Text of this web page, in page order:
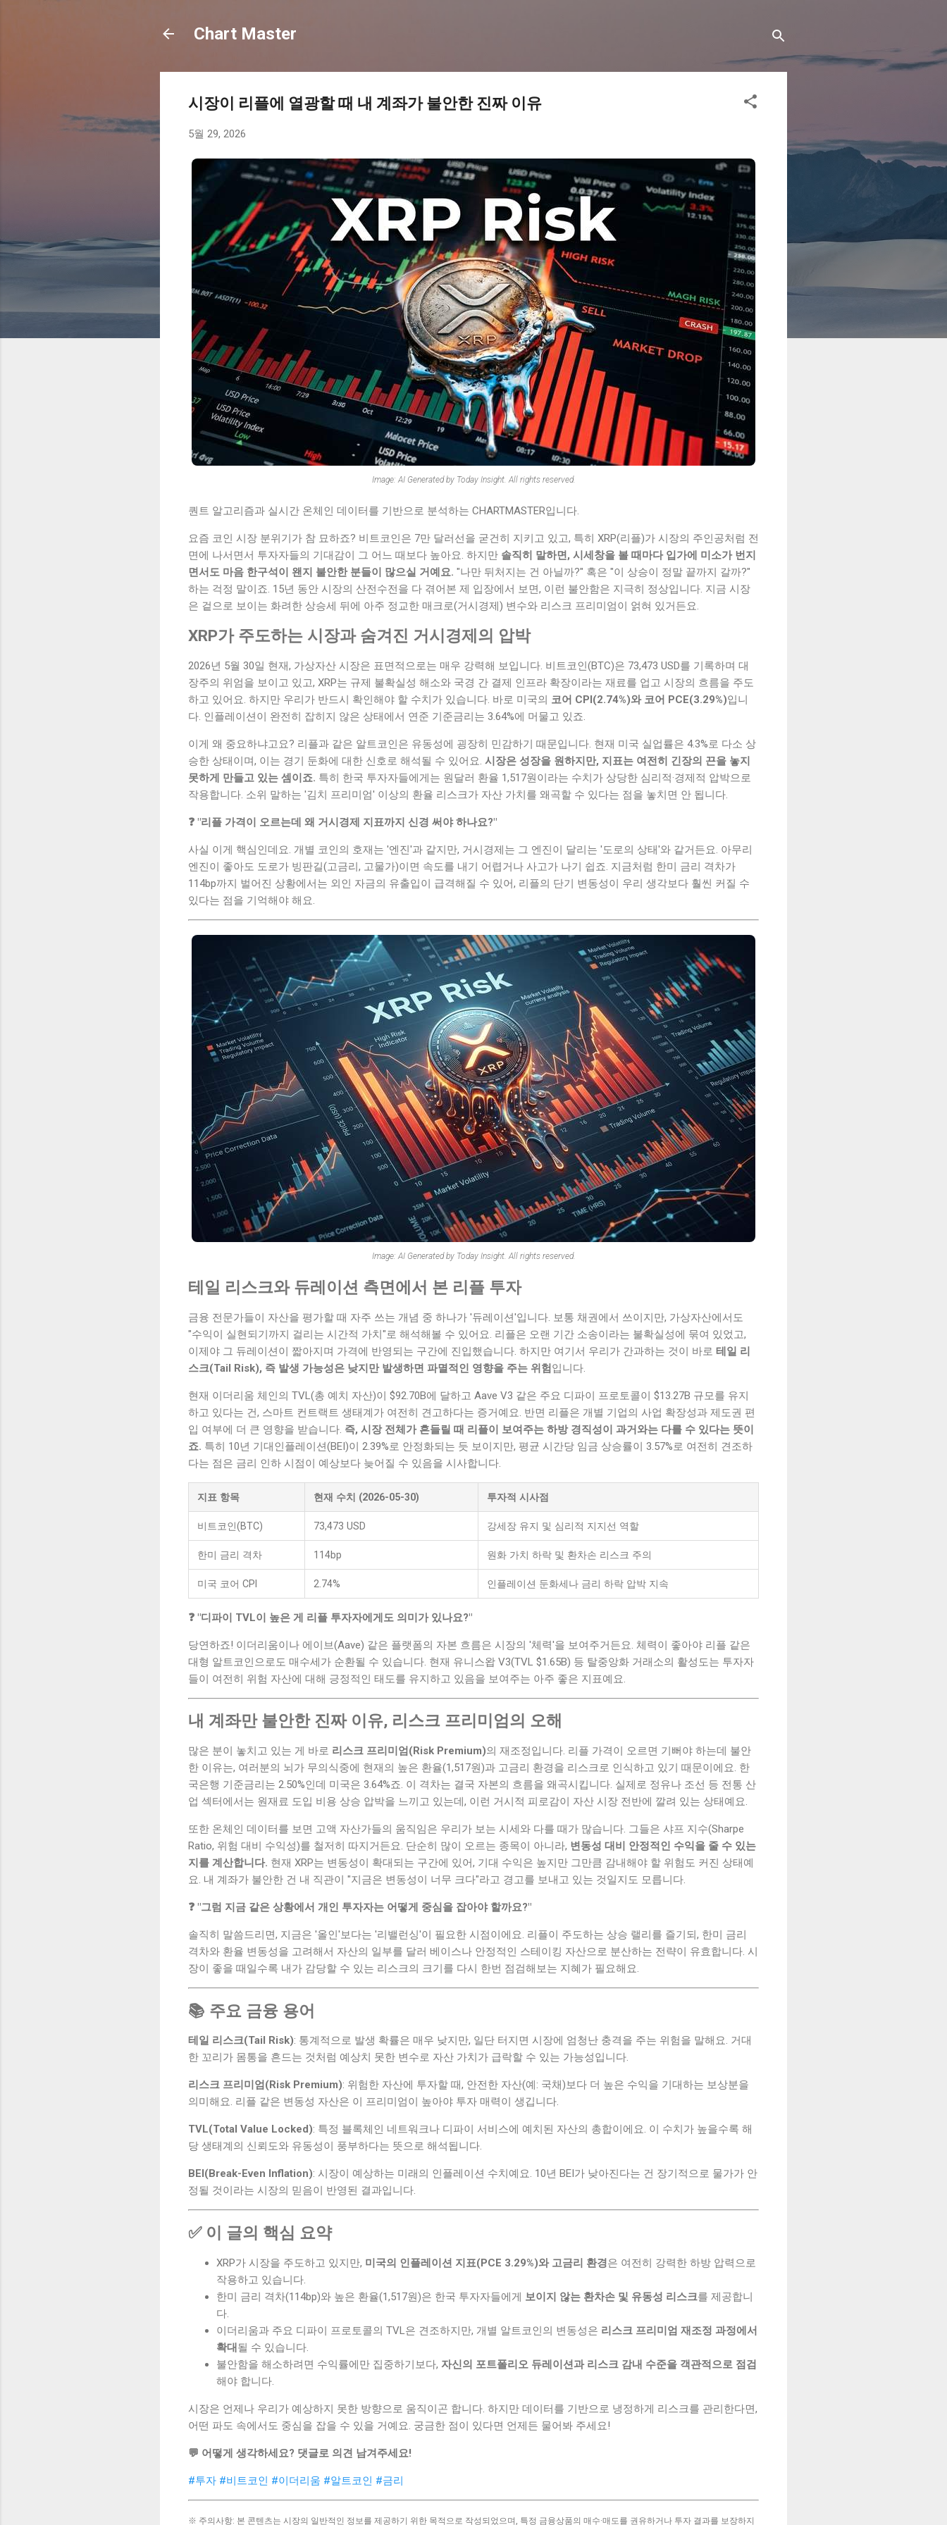
Chart Master
시장이 리플에 열광할 때 내 계좌가 불안한 진짜 이유
5월 29, 2026
Image: AI Generated by Today Insight. All rights reserved.
퀀트 알고리즘과 실시간 온체인 데이터를 기반으로 분석하는 CHARTMASTER입니다.
요즘 코인 시장 분위기가 참 묘하죠? 비트코인은 7만 달러선을 굳건히 지키고 있고, 특히 XRP(리플)가 시장의 주인공처럼 전
면에 나서면서 투자자들의 기대감이 그 어느 때보다 높아요. 하지만 솔직히 말하면, 시세창을 볼 때마다 입가에 미소가 번지
면서도 마음 한구석이 왠지 불안한 분들이 많으실 거예요. "나만 뒤처지는 건 아닐까?" 혹은 "이 상승이 정말 끝까지 갈까?"
하는 걱정 말이죠. 15년 동안 시장의 산전수전을 다 겪어본 제 입장에서 보면, 이런 불안함은 지극히 정상입니다. 지금 시장
은 겉으로 보이는 화려한 상승세 뒤에 아주 정교한 매크로(거시경제) 변수와 리스크 프리미엄이 얽혀 있거든요.
XRP가 주도하는 시장과 숨겨진 거시경제의 압박
2026년 5월 30일 현재, 가상자산 시장은 표면적으로는 매우 강력해 보입니다. 비트코인(BTC)은 73,473 USD를 기록하며 대
장주의 위엄을 보이고 있고, XRP는 규제 불확실성 해소와 국경 간 결제 인프라 확장이라는 재료를 업고 시장의 흐름을 주도
하고 있어요. 하지만 우리가 반드시 확인해야 할 수치가 있습니다. 바로 미국의 코어 CPI(2.74%)와 코어 PCE(3.29%)입니
다. 인플레이션이 완전히 잡히지 않은 상태에서 연준 기준금리는 3.64%에 머물고 있죠.
이게 왜 중요하냐고요? 리플과 같은 알트코인은 유동성에 굉장히 민감하기 때문입니다. 현재 미국 실업률은 4.3%로 다소 상
승한 상태이며, 이는 경기 둔화에 대한 신호로 해석될 수 있어요. 시장은 성장을 원하지만, 지표는 여전히 긴장의 끈을 놓지
못하게 만들고 있는 셈이죠. 특히 한국 투자자들에게는 원달러 환율 1,517원이라는 수치가 상당한 심리적·경제적 압박으로
작용합니다. 소위 말하는 '김치 프리미엄' 이상의 환율 리스크가 자산 가치를 왜곡할 수 있다는 점을 놓치면 안 됩니다.
❓ "리플 가격이 오르는데 왜 거시경제 지표까지 신경 써야 하나요?"
사실 이게 핵심인데요. 개별 코인의 호재는 '엔진'과 같지만, 거시경제는 그 엔진이 달리는 '도로의 상태'와 같거든요. 아무리
엔진이 좋아도 도로가 빙판길(고금리, 고물가)이면 속도를 내기 어렵거나 사고가 나기 쉽죠. 지금처럼 한미 금리 격차가
114bp까지 벌어진 상황에서는 외인 자금의 유출입이 급격해질 수 있어, 리플의 단기 변동성이 우리 생각보다 훨씬 커질 수
있다는 점을 기억해야 해요.
Image: AI Generated by Today Insight. All rights reserved.
테일 리스크와 듀레이션 측면에서 본 리플 투자
금융 전문가들이 자산을 평가할 때 자주 쓰는 개념 중 하나가 '듀레이션'입니다. 보통 채권에서 쓰이지만, 가상자산에서도
"수익이 실현되기까지 걸리는 시간적 가치"로 해석해볼 수 있어요. 리플은 오랜 기간 소송이라는 불확실성에 묶여 있었고,
이제야 그 듀레이션이 짧아지며 가격에 반영되는 구간에 진입했습니다. 하지만 여기서 우리가 간과하는 것이 바로 테일 리
스크(Tail Risk), 즉 발생 가능성은 낮지만 발생하면 파멸적인 영향을 주는 위험 입니다.
현재 이더리움 체인의 TVL(총 예치 자산)이 $92.70B에 달하고 Aave V3 같은 주요 디파이 프로토콜이 $13.27B 규모를 유지
하고 있다는 건, 스마트 컨트랙트 생태계가 여전히 견고하다는 증거예요. 반면 리플은 개별 기업의 사업 확장성과 제도권 편
입 여부에 더 큰 영향을 받습니다. 즉, 시장 전체가 흔들릴 때 리플이 보여주는 하방 경직성이 과거와는 다를 수 있다는 뜻이
죠. 특히 10년 기대인플레이션(BEI)이 2.39%로 안정화되는 듯 보이지만, 평균 시간당 임금 상승률이 3.57%로 여전히 견조하
다는 점은 금리 인하 시점이 예상보다 늦어질 수 있음을 시사합니다.
지표 항목 현재 수치 (2026-05-30) 투자적 시사점
비트코인(BTC) 73,473 USD 강세장 유지 및 심리적 지지선 역할
한미 금리 격차 114bp 원화 가치 하락 및 환차손 리스크 주의
미국 코어 CPI 2.74% 인플레이션 둔화세나 금리 하락 압박 지속
❓ "디파이 TVL이 높은 게 리플 투자자에게도 의미가 있나요?"
당연하죠! 이더리움이나 에이브(Aave) 같은 플랫폼의 자본 흐름은 시장의 '체력'을 보여주거든요. 체력이 좋아야 리플 같은
대형 알트코인으로도 매수세가 순환될 수 있습니다. 현재 유니스왑 V3(TVL $1.65B) 등 탈중앙화 거래소의 활성도는 투자자
들이 여전히 위험 자산에 대해 긍정적인 태도를 유지하고 있음을 보여주는 아주 좋은 지표예요.
내 계좌만 불안한 진짜 이유, 리스크 프리미엄의 오해
많은 분이 놓치고 있는 게 바로 리스크 프리미엄(Risk Premium)의 재조정입니다. 리플 가격이 오르면 기뻐야 하는데 불안
한 이유는, 여러분의 뇌가 무의식중에 현재의 높은 환율(1,517원)과 고금리 환경을 리스크로 인식하고 있기 때문이에요. 한
국은행 기준금리는 2.50%인데 미국은 3.64%죠. 이 격차는 결국 자본의 흐름을 왜곡시킵니다. 실제로 정유나 조선 등 전통 산
업 섹터에서는 원재료 도입 비용 상승 압박을 느끼고 있는데, 이런 거시적 피로감이 자산 시장 전반에 깔려 있는 상태예요.
또한 온체인 데이터를 보면 고액 자산가들의 움직임은 우리가 보는 시세와 다를 때가 많습니다. 그들은 샤프 지수(Sharpe
Ratio, 위험 대비 수익성)를 철저히 따지거든요. 단순히 많이 오르는 종목이 아니라, 변동성 대비 안정적인 수익을 줄 수 있는
지를 계산합니다. 현재 XRP는 변동성이 확대되는 구간에 있어, 기대 수익은 높지만 그만큼 감내해야 할 위험도 커진 상태예
요. 내 계좌가 불안한 건 내 직관이 "지금은 변동성이 너무 크다"라고 경고를 보내고 있는 것일지도 모릅니다.
❓ "그럼 지금 같은 상황에서 개인 투자자는 어떻게 중심을 잡아야 할까요?"
솔직히 말씀드리면, 지금은 '올인'보다는 '리밸런싱'이 필요한 시점이에요. 리플이 주도하는 상승 랠리를 즐기되, 한미 금리
격차와 환율 변동성을 고려해서 자산의 일부를 달러 베이스나 안정적인 스테이킹 자산으로 분산하는 전략이 유효합니다. 시
장이 좋을 때일수록 내가 감당할 수 있는 리스크의 크기를 다시 한번 점검해보는 지혜가 필요해요.
📚 주요 금융 용어
테일 리스크(Tail Risk): 통계적으로 발생 확률은 매우 낮지만, 일단 터지면 시장에 엄청난 충격을 주는 위험을 말해요. 거대
한 꼬리가 몸통을 흔드는 것처럼 예상치 못한 변수로 자산 가치가 급락할 수 있는 가능성입니다.
리스크 프리미엄(Risk Premium): 위험한 자산에 투자할 때, 안전한 자산(예: 국채)보다 더 높은 수익을 기대하는 보상분을
의미해요. 리플 같은 변동성 자산은 이 프리미엄이 높아야 투자 매력이 생깁니다.
TVL(Total Value Locked): 특정 블록체인 네트워크나 디파이 서비스에 예치된 자산의 총합이에요. 이 수치가 높을수록 해
당 생태계의 신뢰도와 유동성이 풍부하다는 뜻으로 해석됩니다.
BEI(Break-Even Inflation): 시장이 예상하는 미래의 인플레이션 수치예요. 10년 BEI가 낮아진다는 건 장기적으로 물가가 안
정될 것이라는 시장의 믿음이 반영된 결과입니다.
✅ 이 글의 핵심 요약
XRP가 시장을 주도하고 있지만, 미국의 인플레이션 지표(PCE 3.29%)와 고금리 환경은 여전히 강력한 하방 압력으로
작용하고 있습니다.
한미 금리 격차(114bp)와 높은 환율(1,517원)은 한국 투자자들에게 보이지 않는 환차손 및 유동성 리스크를 제공합니
다.
이더리움과 주요 디파이 프로토콜의 TVL은 견조하지만, 개별 알트코인의 변동성은 리스크 프리미엄 재조정 과정에서
확대 될 수 있습니다.
불안함을 해소하려면 수익률에만 집중하기보다, 자신의 포트폴리오 듀레이션과 리스크 감내 수준을 객관적으로 점검
해야 합니다.
시장은 언제나 우리가 예상하지 못한 방향으로 움직이곤 합니다. 하지만 데이터를 기반으로 냉정하게 리스크를 관리한다면,
어떤 파도 속에서도 중심을 잡을 수 있을 거예요. 궁금한 점이 있다면 언제든 물어봐 주세요!
💬 어떻게 생각하세요? 댓글로 의견 남겨주세요!
#투자 #비트코인 #이더리움 #알트코인 #금리
※ 주의사항: 본 콘텐츠는 시장의 일반적인 정보를 제공하기 위한 목적으로 작성되었으며, 특정 금융상품의 매수·매도를 권유하거나 투자 결과를 보장하지